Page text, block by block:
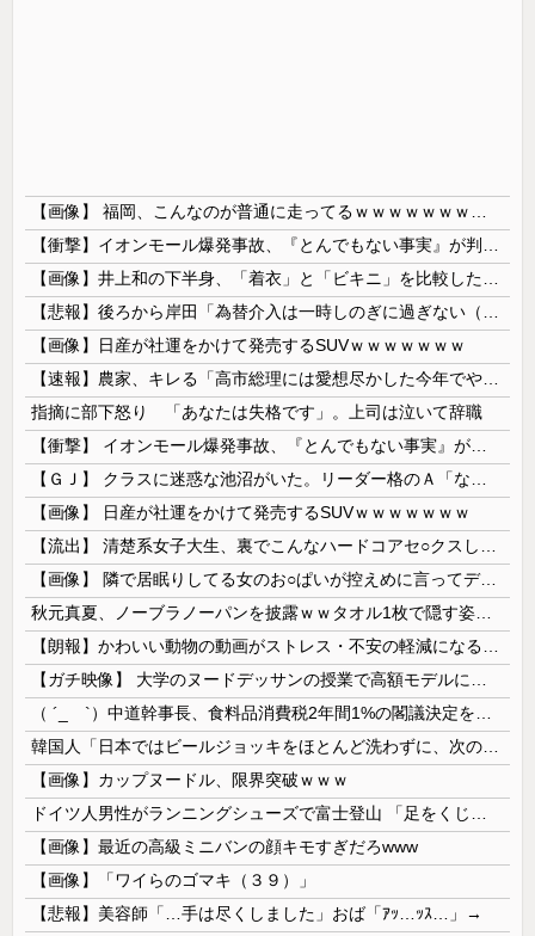
【画像】日産が社運をかけて発売するSUVｗｗｗｗｗｗｗ
指摘に部下怒り 「あなたは失格です」。上司は泣いて辞職
【画像】 日産が社運をかけて発売するSUVｗｗｗｗｗｗｗ
【画像】 隣で居眠りしてる女のお○ぱいが控えめに言ってデカいｗｗｗ
【画像】カップヌードル、限界突破ｗｗｗ
【画像】最近の高級ミニバンの顔キモすぎだろwww
【画像】「ワイらのゴマキ（３９）」
【悲報】美容師「…手は尽くしました」おば「ｱｯ…ｯｽ…」→